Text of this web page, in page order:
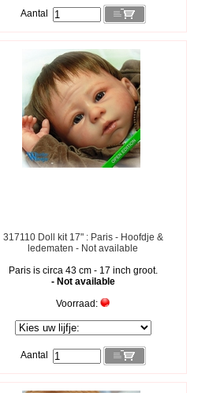
Aantal
317110 Doll kit 17" : Paris - Hoofdje &
ledematen - Not available
Paris is circa 43 cm - 17 inch groot.
- Not available
Voorraad:
Aantal